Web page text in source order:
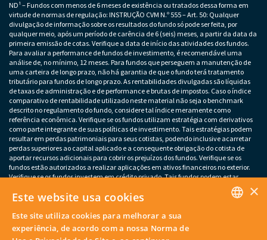
ND¹ – Fundos com menos de 6 meses de existência ou tratados dessa forma em
virtude de normas de regulação: INSTRUÇÃO CVM N.º 555 – Art. 50: Qualquer
divulgação de informação sobre os resultados do fundo só pode ser feita, por
qualquer meio, após um período de carência de 6 (seis) meses, a partir da data da
primeira emissão de cotas. Verifique a data de início das atividades dos fundos.
Para avaliar a performance de fundos de investimento, é recomendável uma
análise de, no mínimo, 12 meses. Para fundos que perseguem a manutenção de
uma carteira de longo prazo, não há garantia de que o fundo terá tratamento
tributário para fundos de longo prazo. As rentabilidades divulgadas são líquidas
de taxas de administração e de performance e brutas de impostos. Caso o índice
comparativo de rentabilidade utilizado neste material não seja o benchmark
descrito no regulamento do fundo, considere tal índice meramente como
referência econômica. Verifique se os fundos utilizam estratégia com derivativos
como parte integrante de suas políticas de investimento. Tais estratégias podem
resultar em perdas patrimoniais para seus cotistas, podendo inclusive acarretar
perdas superiores ao capital aplicado e a consequente obrigação do cotista de
aportar recursos adicionais para cobrir os prejuízos dos fundos. Verifique se os
fundos estão autorizados a realizar aplicações em ativos financeiros no exterior.
Verifique se os fundos investem em crédito privado. Tais fundos podem estar
sujeitos a risco de perda substancial do patrimônio líquido em caso de eventos
que acarretem o não pagamento dos ativos integrantes da sua carteira. Os
de poucos emissores, variação cambial e outros riscos não mencionados neste
material. O investimento em determinados ativos financeiros pode sujeitar o
investidor a significativas perdas patrimoniais. Ao investidor cabe a
×
Este website usa cookies
Este site utiliza cookies para melhorar a sua
experiência, de acordo com a nossa Norma de